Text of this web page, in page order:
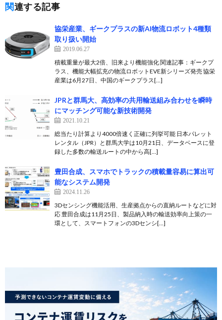
関連する記事
協栄産業、ギークプラスの新AI物流ロボット4種類
取り扱い開始
2019.06.27
積載重量が最大2倍、旧来より機能強化 関連記事：ギークプ
ラス、機能大幅拡充の物流ロボットEVE新シリーズ発売 協栄
産業は6月27日、中国のギークプラス[…]
JPRと群馬大、高効率の共用輸送組み合わせを瞬時
にマッチング可能な新技術開発
2021.10.21
総当たり計算より4000倍速く正確に列挙可能 日本パレット
レンタル（JPR）と群馬大学は10月21日、データベースに登
録した多数の輸送ルートの中から高[…]
豊田合成、スマホでトラックの積載量容易に算出可
能なシステム開発
2024.11.26
3Dセンシング機能活用、生産拠点からの直納ルートなどに対
応 豊田合成は11月25日、製品納入時の輸送効率向上策の一
環として、スマートフォンの3Dセンシ[…]